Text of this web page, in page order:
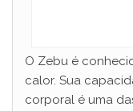
O Zebu é
calor. Sua
corporal é uma